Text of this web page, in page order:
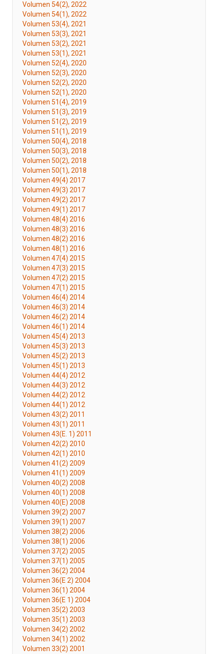
Volumen 54(2), 2022
Volumen 54(1), 2022
Volumen 53(4), 2021
Volumen 53(3), 2021
Volumen 53(2), 2021
Volumen 53(1), 2021
Volumen 52(4), 2020
Volumen 52(3), 2020
Volumen 52(2), 2020
Volumen 52(1), 2020
Volumen 51(4), 2019
Volumen 51(3), 2019
Volumen 51(2), 2019
Volumen 51(1), 2019
Volumen 50(4), 2018
Volumen 50(3), 2018
Volumen 50(2), 2018
Volumen 50(1), 2018
Volumen 49(4) 2017
Volumen 49(3) 2017
Volumen 49(2) 2017
Volumen 49(1) 2017
Volumen 48(4) 2016
Volumen 48(3) 2016
Volumen 48(2) 2016
Volumen 48(1) 2016
Volumen 47(4) 2015
Volumen 47(3) 2015
Volumen 47(2) 2015
Volumen 47(1) 2015
Volumen 46(4) 2014
Volumen 46(3) 2014
Volumen 46(2) 2014
Volumen 46(1) 2014
Volumen 45(4) 2013
Volumen 45(3) 2013
Volumen 45(2) 2013
Volumen 45(1) 2013
Volumen 44(4) 2012
Volumen 44(3) 2012
Volumen 44(2) 2012
Volumen 44(1) 2012
Volumen 43(2) 2011
Volumen 43(1) 2011
Volumen 43(E. 1) 2011
Volumen 42(2) 2010
Volumen 42(1) 2010
Volumen 41(2) 2009
Volumen 41(1) 2009
Volumen 40(2) 2008
Volumen 40(1) 2008
Volumen 40(E) 2008
Volumen 39(2) 2007
Volumen 39(1) 2007
Volumen 38(2) 2006
Volumen 38(1) 2006
Volumen 37(2) 2005
Volumen 37(1) 2005
Volumen 36(2) 2004
Volumen 36(E 2) 2004
Volumen 36(1) 2004
Volumen 36(E 1) 2004
Volumen 35(2) 2003
Volumen 35(1) 2003
Volumen 34(2) 2002
Volumen 34(1) 2002
Volumen 33(2) 2001